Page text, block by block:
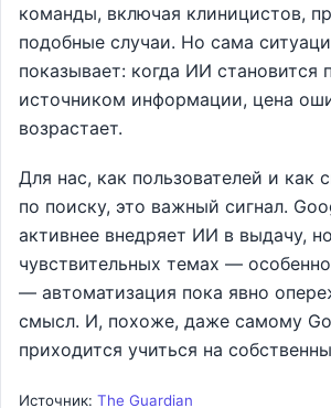
команды, включая клиницистов,
подобные случаи. Но сама
показывает: когда ИИ становится
источником информации, цена
возрастает.
Для нас, как пользователей и как
по поиску, это важный сигнал.
активнее внедряет ИИ в выдачу,
чувствительных темах —
— автоматизация пока явно
смысл. И, похоже, даже самому
приходится учиться на
Источник: The Guardian